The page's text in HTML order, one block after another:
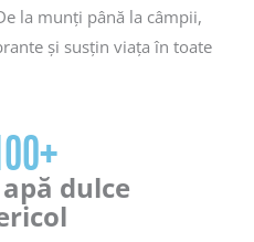
la munți până la câmpii,
și susțin viața în toate
dulce